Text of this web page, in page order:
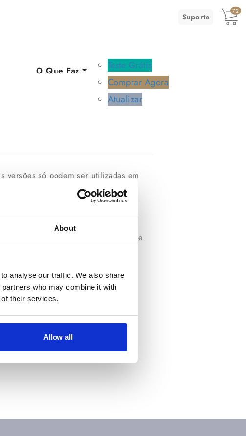
About
analyse our traffic. We also share
who may combine it with
of their services.
Allow all
Suporte
72
O Que Faz
Teste Grátis
Comprar Agora
Atualizar
versões só podem ser utilizadas em
no processamento do algoritmo.
fazer uma pergunta à nossa equipe